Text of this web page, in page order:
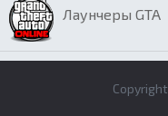
Лаунчеры GTA
Copyright